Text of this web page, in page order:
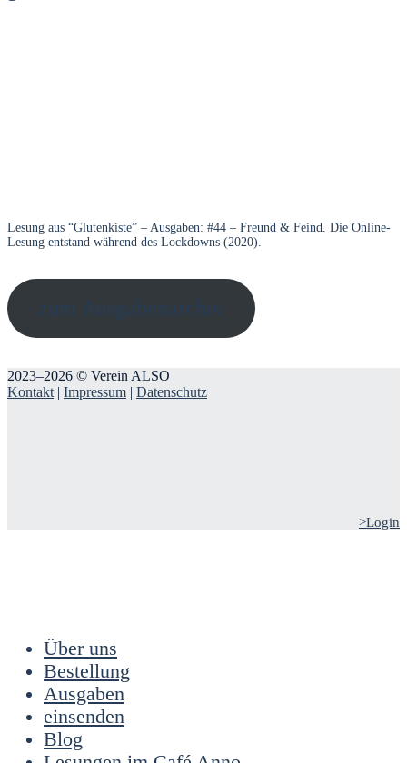
Lesung aus “Glu­ten­kis­te” – Aus­ga­ben: #44 – Freund & Feind. Die Online-
Lesung ent­stand wäh­rend des Lock­downs (2020).
zum Aus­ga­ben­ar­chiv
2023–2026 © Verein ALSO
Kontakt | Impressum | Datenschutz
>Login
Über uns
Bestellung
Ausgaben
einsenden
Blog